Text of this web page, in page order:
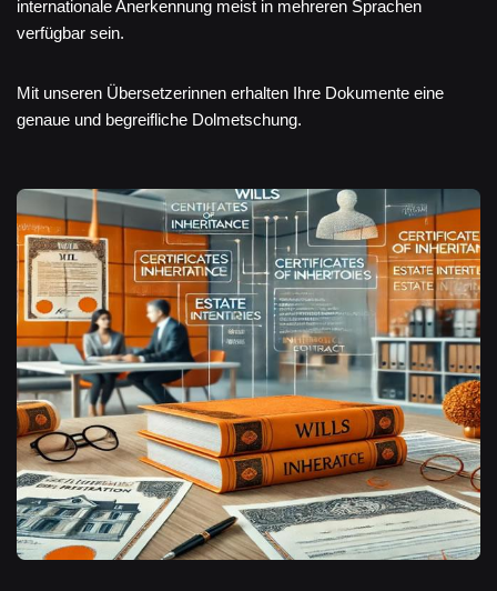
internationale Anerkennung meist in mehreren Sprachen
verfügbar sein.
Mit unseren Übersetzerinnen erhalten Ihre Dokumente eine
genaue und begreifliche Dolmetschung.